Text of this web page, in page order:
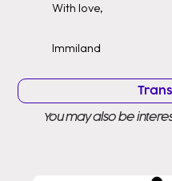
With love,
Immiland
estudiantes en la provincia de British Columbia en noviembre hubo cambios muy importantes para ustedes que afectaron o beneficiaron a otros A quién benefició Este cambio a estudiantes de universidad bachelor maestrías o doctorados pero este programa afectó o el cambio afectó a muchas personas estudiando en college y les prometí un video acerca de que ustedes pueden evaluar o considerar para poder transicionar a la residencia permanente así que qué vamos a estudiar hoy hoy vamos a estudiar si usted está en British Columbia estudiando ahorita o o está por llegar y su plan educativo es estudiar un post secundary degree o postgraduate diploma en un College este video le importa demasiado si usted está estudiando maestría doctorado o bachelor siga adelante ignore este video Hola a todos Mi nombre es Eddy Ramirez y soy abogada en inmigración canadiense regulada por la l society of Ontario hoy vamos a hablar acerca de los cambios importantes de estudiantes internacionales en la provincia de British Columbia enfocándome en College Comencemos me voy a enfocar básicamente en tres grandes programas dos provinciales y uno Federal los dos provinciales son nominación provincial uno llamado skill worker y otro es llamado entry Level and semis skill esto es nominación provincial y el tercero va a ser canadian experience Class enfocándome en el plan Federal son las tres opciones que ustedes pueden evaluar En caso de que esté estudiando en British Colombia importante un punto yo vo dejaré los links abajo de todos estos videos para que ustedes hagan su búsqueda se informen lean y decidan dan Cuál es el plan más adecuado para ustedes si no entienden lo que estoy diciendo o requieren asesoría en detalle pueden entrar una consulta con un consultor migratorio o un abogado en inmigración en el link que les pongo abajo vamos a comenzar con el primer programa que es el más típico skill worker hago paréntesis si usted está en British Columbia ahorita con pareja digamos yo Viajé a Canadá a estudiar un college y me vine a Canadá con mi pareja Nicolás Nicolás tiene un permiso de trabajo abierto saben que hay cambios ojo a futuro esto no va a servir pero en caso que usted esté en British Colombia ahita estudiando y su pareja tenga un permiso de trabajo abierto su pareja ya puede ir haciendo esto Y adelantar la residencia permanente ahora qué planes pueden ustedes evaluar el primero se llama skill worker y este plan es el más típico por qué pero cuando uno termina las clases en British Colombia aplica a un post graduation work permit normal En todo en todo Canadá es lo mismo pero aplicar el post graduation work permit uno Busca un trabajo calificado Así que el skill worker es para personas que consigan trabajo calificado y el semi skill o el entry Level es para personas que no consigan trabajo calificado vamos por partes primero si usted consigue un trabajo calificado usted puede buscar una oferta de empleo en un noc o tier 01 2 3 es decir trabajo que para poder hacer usted necesita haber estudiado antes aquí los requisitos típicos o requeridos de este programa son primero que todo aceptar una oferta de empleo indeterminada es decir no tenga fecha de terminación esto es muy importante si la oferta de empleo es para cubrir mat idad a alguien es por 6 meses por un año Por 8 meses o por 2 años y tiene fecha de terminación la oferta no es válida por eso es muy importante que la oferta no tenga fecha de terminación punto importante edy Yo conseguí un trabajo calificado pero tiene fecha de terminación en un año lo dejo no paréntesis espérenme un momentico que es el plan 3es que voy a explicarles a ustedes hoy la oferta de empleo tiene que ser en un tier calificado 0 1 dos o tres voy a dejarles a ustedes el link abajo de Cómo buscar el tier o el noc que le pertenece por favor si su noc o su tir es un cuatro o cinco sepa que no en trabajado este plan sino para el plan número dos que explico en unos minutos además de esto estar calificado para poder trabajar en el puesto de trabajo Es decir que usted tenga los estudios la experiencia previa requerida según indica su noc vaya a la parte que dice employment requirements en su noc para que usted pueda entender exactamente Qué funciones o preparación necesita para poder hacer ese trabajo have a minimum of two years full time or full time equivalent work experience en un no calificado Aquí el problema gigante del secap antes bajo el programa enfocado únicamente en estudiantes British Columbia entendía que los estudiantes graduados de College o incluso de bachelor no tenían experiencia previa en Canadá llegan dos tipos de personas a estudiar personas super jóvenes que terminan su colegio en en Venezuela Colombia chile en cualquier país latam se gradúan del del colegio el high school y viajan a Canadá un College o viajan a Canadá personas ya adultos que tienen experiencia previa calificada porque tienen estudios previos Obviamente si uno piensa en esas primeras categorías de personas que no tienen estudios previos en experiencia previa cómo uno va a pedirles a ellos 2
You may also be